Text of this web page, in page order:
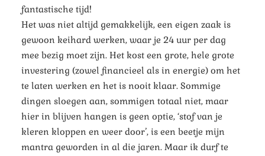
fantastische tijd!
Het was niet altijd gemakkelijk, een eigen zaak is
gewoon keihard werken, waar je 24 uur per dag
mee bezig moet zijn. Het kost een grote, hele grote
investering (zowel financieel als in energie) om het
te laten werken en het is nooit klaar. Sommige
dingen sloegen aan, sommigen totaal niet, maar
hier in blijven hangen is geen optie, ‘stof van je
kleren kloppen en weer door’, is een beetje mijn
mantra geworden in al die jaren. Maar ik durf te